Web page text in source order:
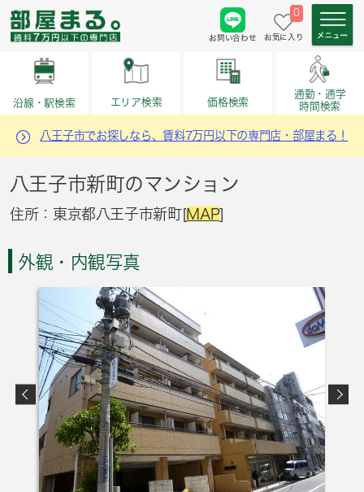
お問い合わせ
0
お気に入り
沿線・駅検索 エリア検索 価格検索
通勤・通学
時間検索
八王子市でお探しなら、賃料7万円以下の専門店・部屋まる！
八王子市新町のマンション
住所：東京都八王子市新町[MAP]
外観・内観写真